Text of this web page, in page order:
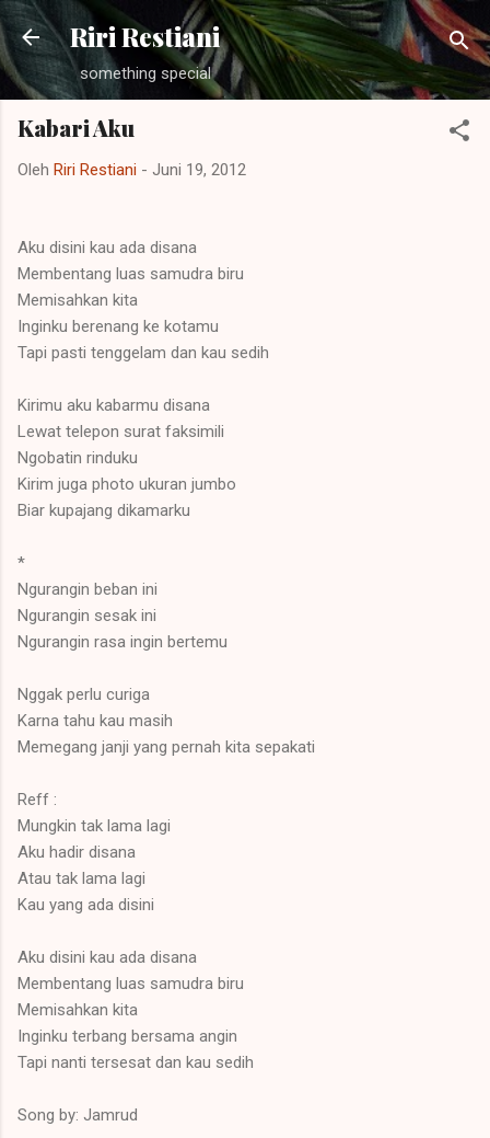
Langsung ke konten utama
Riri Restiani
something special
Kabari Aku
Oleh Riri Restiani - Juni 19, 2012
Aku disini kau ada disana
Membentang luas samudra biru
Memisahkan kita
Inginku berenang ke kotamu
Tapi pasti tenggelam dan kau sedih
Kirimu aku kabarmu disana
Lewat telepon surat faksimili
Ngobatin rinduku
Kirim juga photo ukuran jumbo
Biar kupajang dikamarku
*
Ngurangin beban ini
Ngurangin sesak ini
Ngurangin rasa ingin bertemu
Nggak perlu curiga
Karna tahu kau masih
Memegang janji yang pernah kita sepakati
Reff :
Mungkin tak lama lagi
Aku hadir disana
Atau tak lama lagi
Kau yang ada disini
Aku disini kau ada disana
Membentang luas samudra biru
Memisahkan kita
Inginku terbang bersama angin
Tapi nanti tersesat dan kau sedih
Song by: Jamrud